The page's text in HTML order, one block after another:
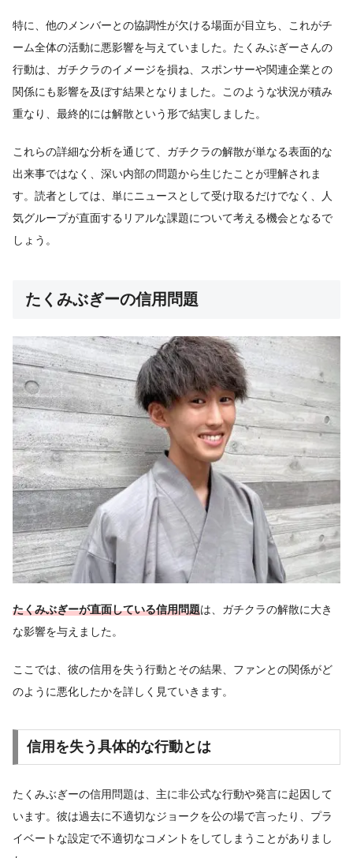
特に、他のメンバーとの協調性が欠ける場面が目立ち、これがチ
ーム全体の活動に悪影響を与えていました。たくみぶぎーさんの
行動は、ガチクラのイメージを損ね、スポンサーや関連企業との
関係にも影響を及ぼす結果となりました。このような状況が積み
重なり、最終的には解散という形で結実しました。
これらの詳細な分析を通じて、ガチクラの解散が単なる表面的な
出来事ではなく、深い内部の問題から生じたことが理解されま
す。読者としては、単にニュースとして受け取るだけでなく、人
気グループが直面するリアルな課題について考える機会となるで
しょう。
たくみぶぎーの信用問題
たくみぶぎーが直面している信用問題は、ガチクラの解散に大き
な影響を与えました。
ここでは、彼の信用を失う行動とその結果、ファンとの関係がど
のように悪化したかを詳しく見ていきます。
信用を失う具体的な行動とは
たくみぶぎーの信用問題は、主に非公式な行動や発言に起因して
います。彼は過去に不適切なジョークを公の場で言ったり、プラ
イベートな設定で不適切なコメントをしてしまうことがありまし